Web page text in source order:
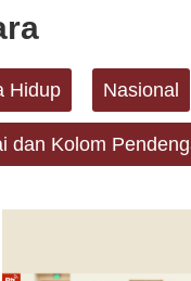
Hidup Nasional
dan Kolom